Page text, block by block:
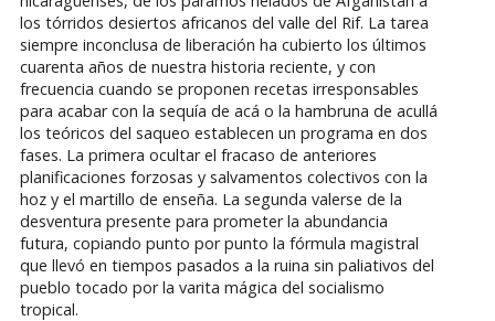
los tórridos desiertos africanos del valle del Rif. La tarea
siempre inconclusa de liberación ha cubierto los últimos
cuarenta años de nuestra historia reciente, y con
frecuencia cuando se proponen recetas irresponsables
para acabar con la sequía de acá o la hambruna de acullá
los teóricos del saqueo establecen un programa en dos
fases. La primera ocultar el fracaso de anteriores
planificaciones forzosas y salvamentos colectivos con la
hoz y el martillo de enseña. La segunda valerse de la
desventura presente para prometer la abundancia
futura, copiando punto por punto la fórmula magistral
que llevó en tiempos pasados a la ruina sin paliativos del
pueblo tocado por la varita mágica del socialismo
tropical.